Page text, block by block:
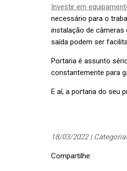
Investir em
necessário para o
instalação de câmeras
saída podem ser
Portaria é assunto
constantemente para
E aí, a portaria do seu
18/03/2022 |
Compartilhe: